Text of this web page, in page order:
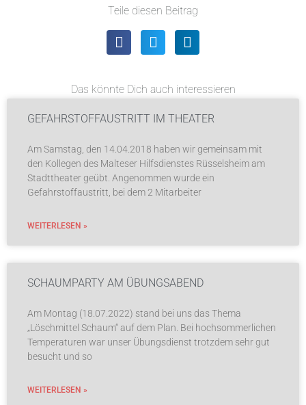
Teile diesen Beitrag
Das könnte Dich auch interessieren
GEFAHRSTOFFAUSTRITT IM THEATER
Am Samstag, den 14.04.2018 haben wir gemeinsam mit
den Kollegen des Malteser Hilfsdienstes Rüsselsheim am
Stadttheater geübt. Angenommen wurde ein
Gefahrstoffaustritt, bei dem 2 Mitarbeiter
WEITERLESEN »
SCHAUMPARTY AM ÜBUNGSABEND
Am Montag (18.07.2022) stand bei uns das Thema
„Löschmittel Schaum“ auf dem Plan. Bei hochsommerlichen
Temperaturen war unser Übungsdienst trotzdem sehr gut
besucht und so
WEITERLESEN »